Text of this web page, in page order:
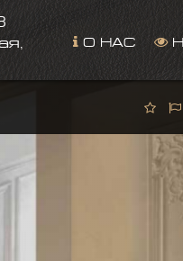
О НАС